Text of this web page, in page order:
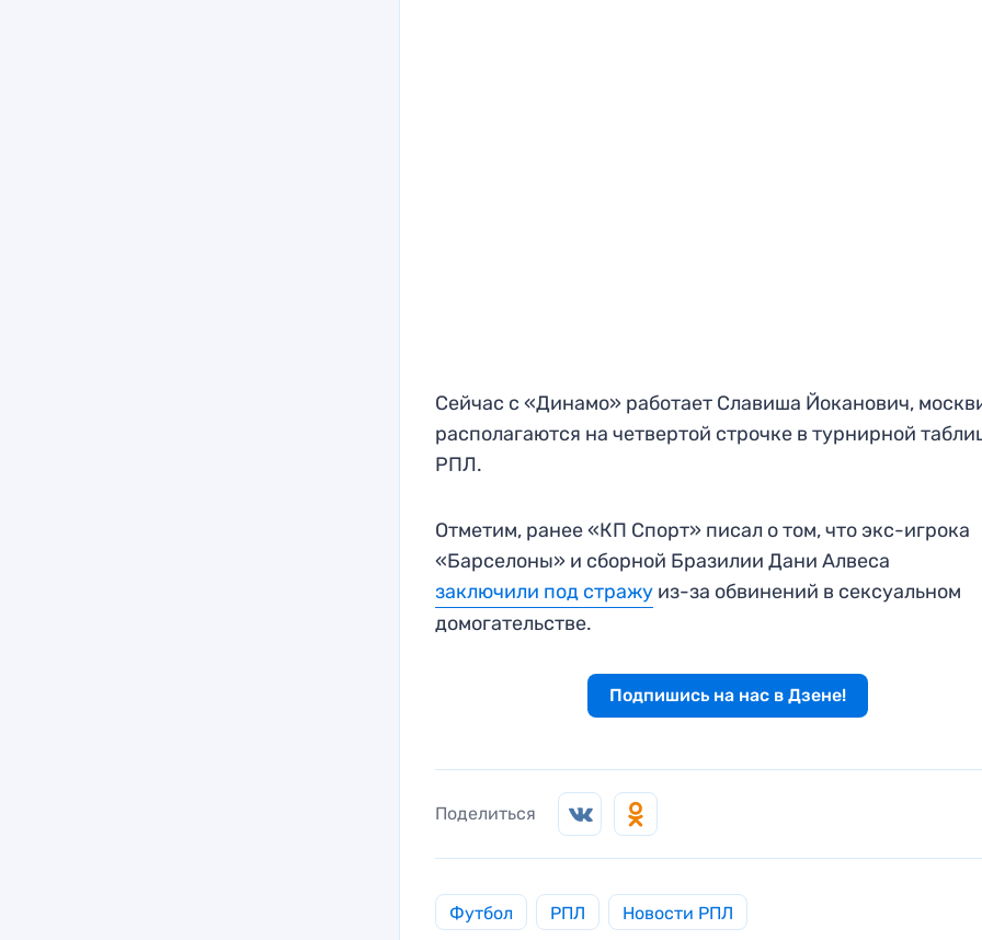
Сейчас с «Динамо» работает Славиша Йоканович,
располагаются на четвертой строчке в турнирной
РПЛ.
Отметим, ранее «КП Спорт» писал о том, что экс-игрока
«Барселоны» и сборной Бразилии Дани Алвеса
заключили под стражу из-за обвинений в сексуальном
домогательстве.
Подпишись на нас в Дзене!
Поделиться
Футбол РПЛ Новости РПЛ